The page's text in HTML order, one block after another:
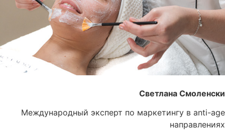
Светлана Смоленски
Международный эксперт по маркетингу в anti-age
направлениях